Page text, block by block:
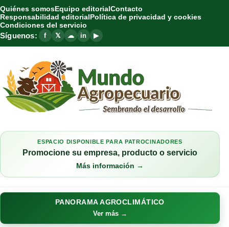
Quiénes somosEquipo editorialContacto
Responsabilidad editorialPolítica de privacidad y cookies
Condiciones del servicio
Síguenos: f 𝕏 ☁ in ▶
ESPACIO DISPONIBLE PARA PATROCINADORES
Promocione su empresa, producto o servicio
Más información →
PANORAMA AGROCLIMÁTICO
Ver más →